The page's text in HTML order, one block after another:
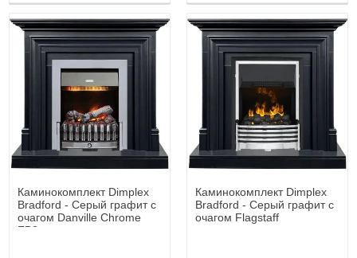
Каминокомплект Dimplex
Bradford - Серый графит с
очагом Danville Chrome
FB2
Каминокомплект Dimplex
Bradford - Серый графит с
очагом Flagstaff